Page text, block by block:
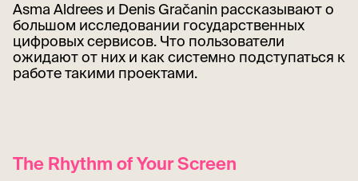
Asma Aldrees и Denis Gračanin рассказывают о
большом исследовании государственных
цифровых сервисов. Что пользователи
ожидают от них и как системно подступаться к
работе такими проектами.
The Rhythm of Your Screen